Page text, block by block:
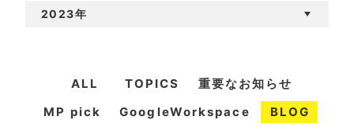
2023年
ALL TOPICS
重要なお知らせ
MP pick
GoogleWorkspace
BLOG